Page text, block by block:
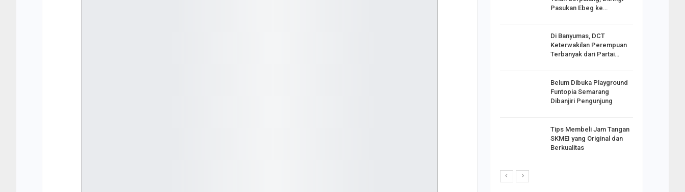
Pasukan Ebeg ke…
Di Banyumas, DCT
Keterwakilan Perempuan
Terbanyak dari Partai…
Belum Dibuka Playground
Funtopia Semarang
Dibanjiri Pengunjung
Tips Membeli Jam Tangan
SKMEI yang Original dan
Berkualitas